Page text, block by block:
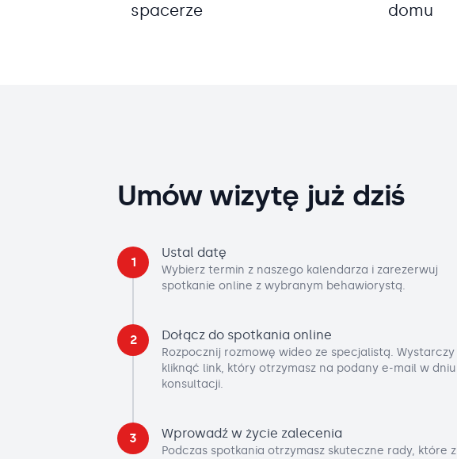
spacerze
domu
Umów wizytę już dziś
1
Ustal datę
Wybierz termin z naszego kalendarza i zarezerwuj
spotkanie online z wybranym behawiorystą.
2 Dołącz do spotkania online
Rozpocznij rozmowę wideo ze specjalistą. Wystarczy
kliknąć link, który otrzymasz na podany e-mail w dniu
konsultacji.
3 Wprowadź w życie zalecenia
Podczas spotkania otrzymasz skuteczne rady, które z